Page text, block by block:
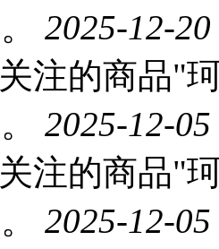
2025-12-
注的商品"
2025-12-
注的商品"
2025-12-